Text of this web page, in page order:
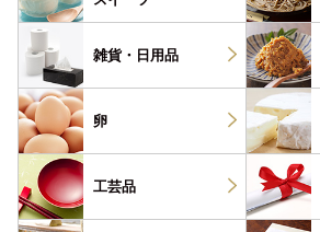
雑貨・ 日用品
卵
工芸品